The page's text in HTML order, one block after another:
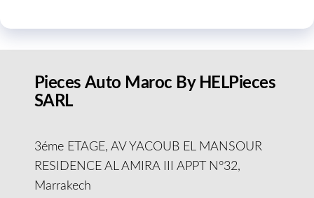
Pieces Auto Maroc By HELPieces
SARL
3éme ETAGE, AV YACOUB EL MANSOUR
RESIDENCE AL AMIRA III APPT N°32,
Marrakech